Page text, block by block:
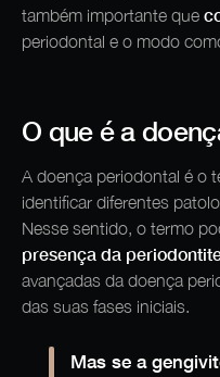
também importante que
periodontal e o modo
O que é a
A doença periodontal é o
identificar diferentes
Nesse sentido, o termo
presença da
avançadas da doença
das suas fases iniciais.
Mas se a